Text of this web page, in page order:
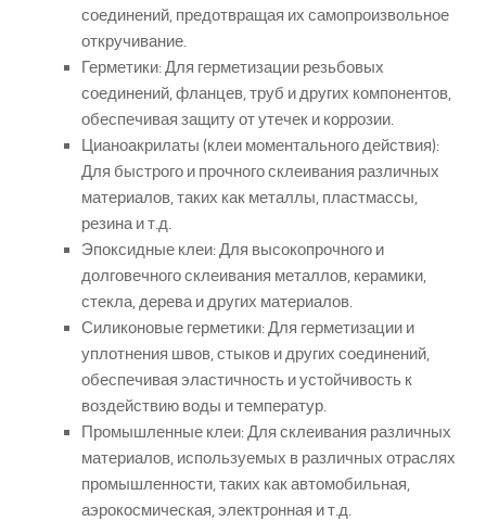
соединений, предотвращая их самопроизвольное
откручивание.
Герметики: Для герметизации резьбовых
соединений, фланцев, труб и других компонентов,
обеспечивая защиту от утечек и коррозии.
Цианоакрилаты (клеи моментального действия):
Для быстрого и прочного склеивания различных
материалов, таких как металлы, пластмассы,
резина и т.д.
Эпоксидные клеи: Для высокопрочного и
долговечного склеивания металлов, керамики,
стекла, дерева и других материалов.
Силиконовые герметики: Для герметизации и
уплотнения швов, стыков и других соединений,
обеспечивая эластичность и устойчивость к
воздействию воды и температур.
Промышленные клеи: Для склеивания различных
материалов, используемых в различных отраслях
промышленности, таких как автомобильная,
аэрокосмическая, электронная и т.д.